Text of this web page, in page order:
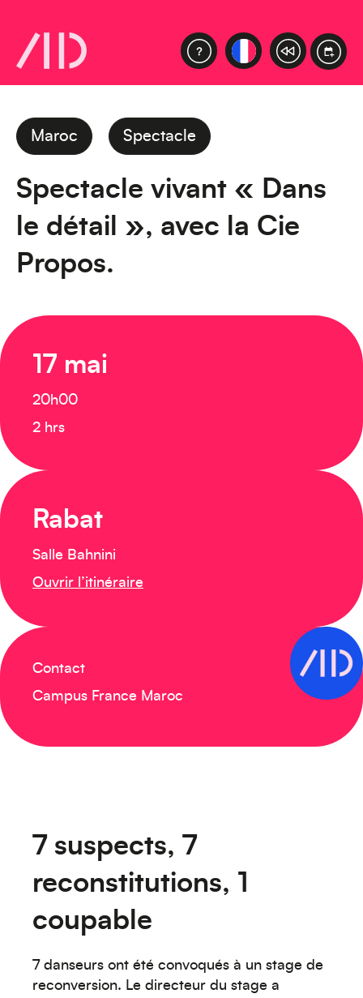
Maroc Spectacle
Spectacle vivant « Dans
le détail », avec la Cie
Propos.
17 mai
20h00
2 hrs
Rabat
Salle Bahnini
Ouvrir l’itinéraire
Contact
Campus France Maroc
7 suspects, 7
reconstitutions, 1
coupable
7 danseurs ont été convoqués à un stage de
reconversion. Le directeur du stage a